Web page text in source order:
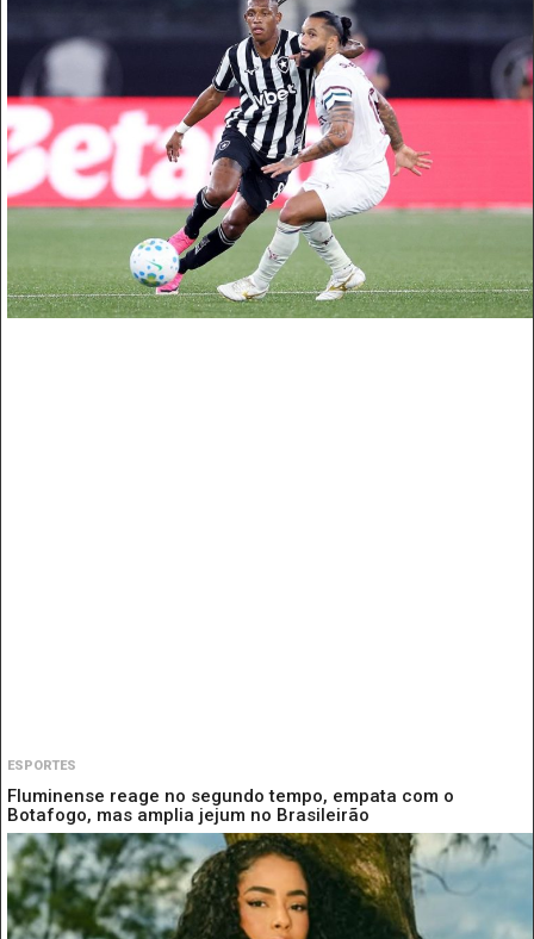
ESPORTES
Fluminense reage no segundo tempo, empata com o
Botafogo, mas amplia jejum no Brasileirão